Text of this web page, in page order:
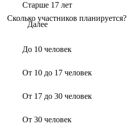
Старше 17 лет
Далее
Сколько участников планируется?
До 10 человек
От 10 до 17 человек
От 17 до 30 человек
От 30 человек